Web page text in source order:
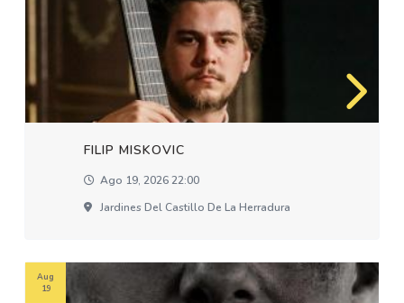
FILIP MISKOVIC
Ago 19, 2026 22:00
Jardines Del Castillo De La Herradura
Aug
19